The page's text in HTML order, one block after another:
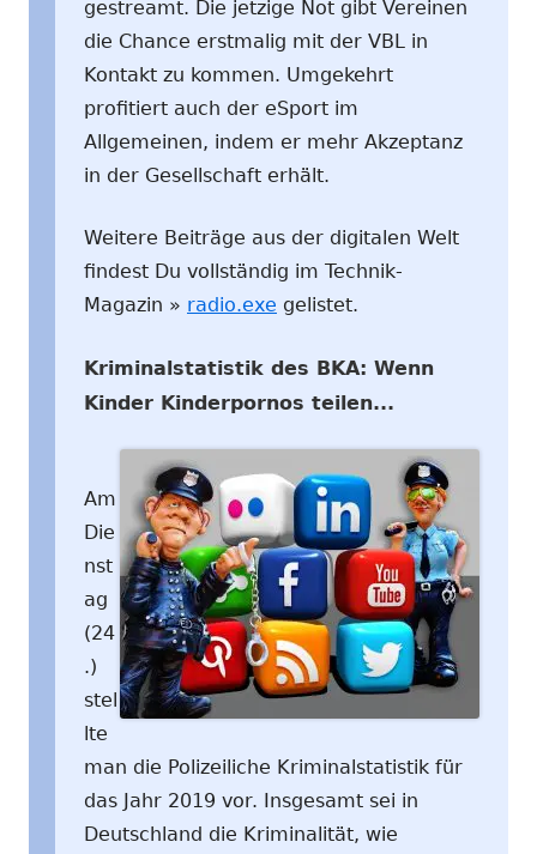
neuem
gestreamt. Die jetzige Not gibt Vereinen
die Chance erstmalig mit der VBL in
Kontakt zu kommen. Umgekehrt
profitiert auch der eSport im
Allgemeinen, indem er mehr Akzeptanz
in der Gesellschaft erhält.
Weitere Beiträge aus der digitalen Welt
findest Du vollständig im Technik-
Magazin » radio.exe gelistet.
Kriminalstatistik des BKA: Wenn
Kinder Kinderpornos teilen...
Am
Die
nst
ag
(24
.)
stel
lte
man die Polizeiliche Kriminalstatistik für
das Jahr 2019 vor. Insgesamt sei in
Deutschland die Kriminalität, wie